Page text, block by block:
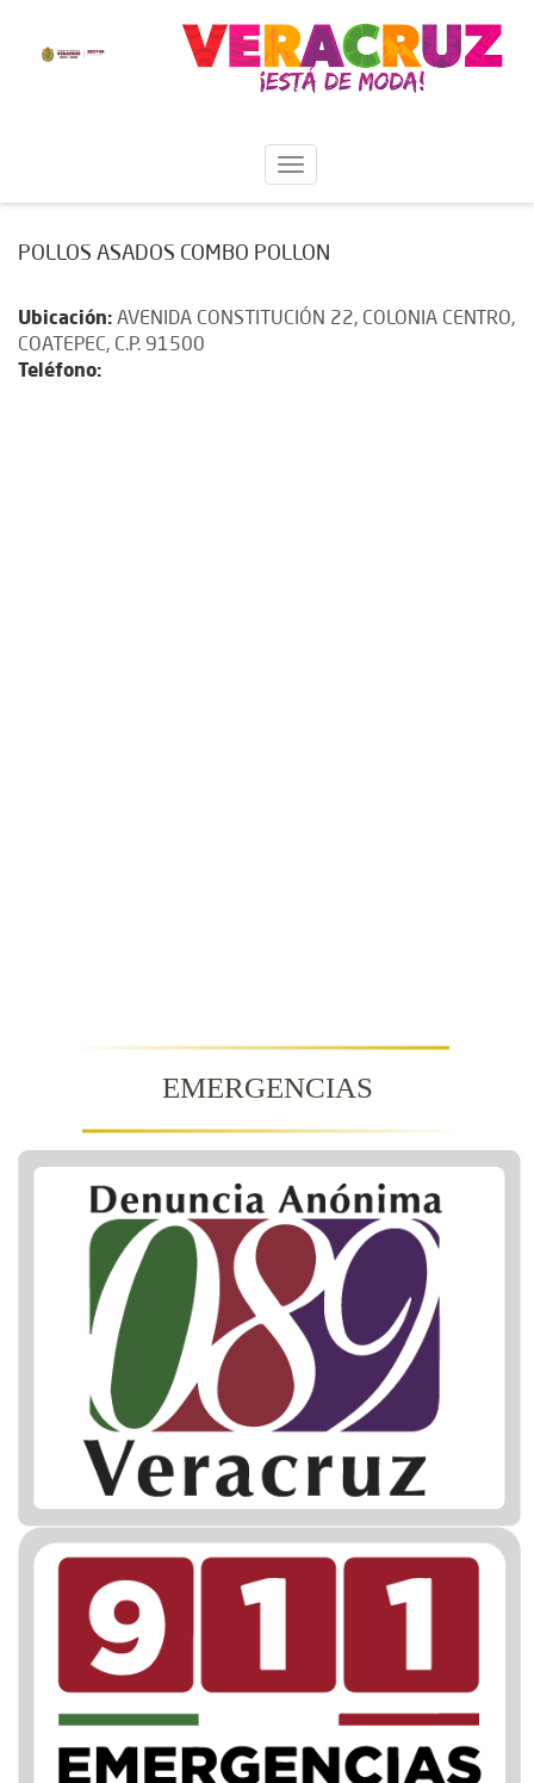
POLLOS ASADOS COMBO POLLON
Ubicación: AVENIDA CONSTITUCIÓN 22, COLONIA CENTRO,
COATEPEC, C.P. 91500
Teléfono:
EMERGENCIAS